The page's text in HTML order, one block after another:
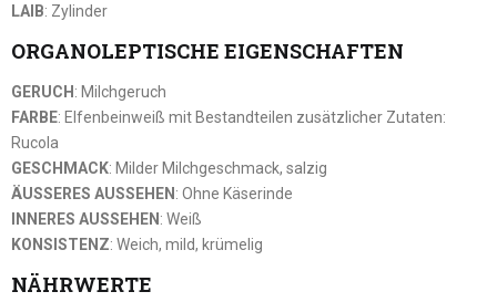
LAIB: Zylinder
ORGANOLEPTISCHE EIGENSCHAFTEN
GERUCH : Milchgeruch
FARBE: Elfenbeinweiß mit Bestandteilen zusätzlicher Zutaten:
Rucola
GESCHMACK: Milder Milchgeschmack, salzig
ÄUSSERES AUSSEHEN : Ohne Käserinde
INNERES AUSSEHEN : Weiß
KONSISTENZ: Weich, mild, krümelig
NÄHRWERTE